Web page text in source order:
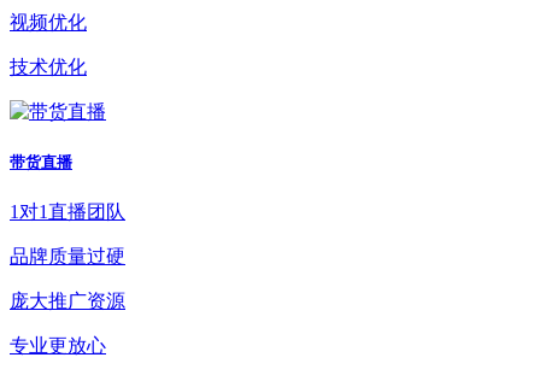
视频优化
技术优化
带货直播
1对1直播团队
品牌质量过硬
庞大推广资源
专业更放心